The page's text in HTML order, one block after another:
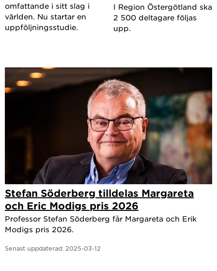
omfattande i sitt slag i
världen. Nu startar en
uppföljningsstudie.
I Region Östergötland ska
2 500 deltagare följas
upp.
Stefan Söderberg tilldelas Margareta
och Eric Modigs pris 2026
Professor Stefan Söderberg får Margareta och Erik
Modigs pris 2026.
Senast uppdaterad: 2025-03-12